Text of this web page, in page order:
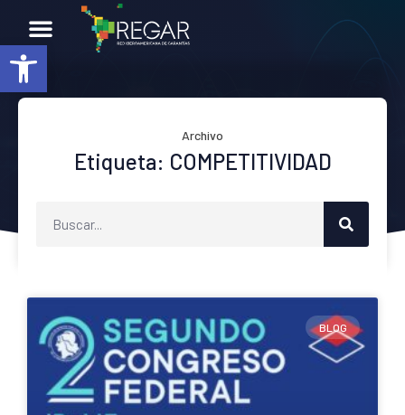
Abrir barra de herramientas
Archivo
Etiqueta: COMPETITIVIDAD
BLOG